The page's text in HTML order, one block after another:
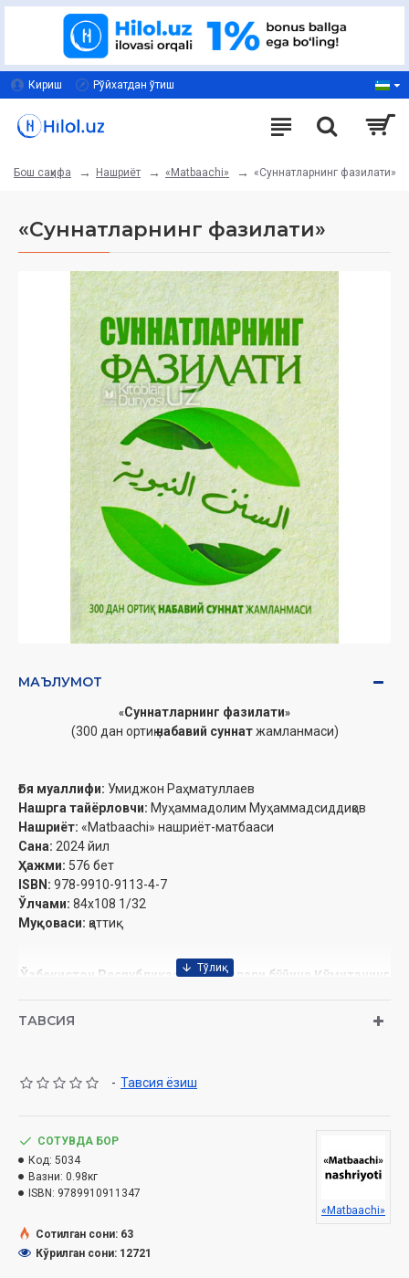
Кириш Рўйхатдан ўтиш
Бош саҳифа Нашриёт «Matbaachi» «Суннатларнинг фазилати»
«Суннатларнинг фазилати»
МАЪЛУМОТ
«Суннатларнинг фазилати»
(300 дан ортиқнабавий суннатжамланмаси)
Ғоя муаллифи: Умиджон Раҳматуллаев
Нашрга тайёрловчи: Муҳаммадолим Муҳаммадсиддиқов
Нашриёт: «Matbaachi» нашриёт-матбааси
Сана: 2024 йил
Ҳажми: 576 бет
ISBN: 978-9910-9113-4-7
Ўлчами: 84x108 1/32
Муқоваси: қаттиқ
Ўзбекистон Республикаси Дин ишлари бўйича Қўмитанинг
ТАВСИЯ
- Тавсия ёзиш
СОТУВДА БОР
Код: 5034
Вазни: 0.98кг
ISBN: 9789910911347
«Matbaachi»
Сотилган сони: 63
Кўрилган сони: 12721